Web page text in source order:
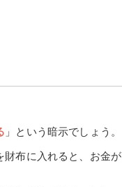
」という暗示でしょう。
財布に入れると、お金が